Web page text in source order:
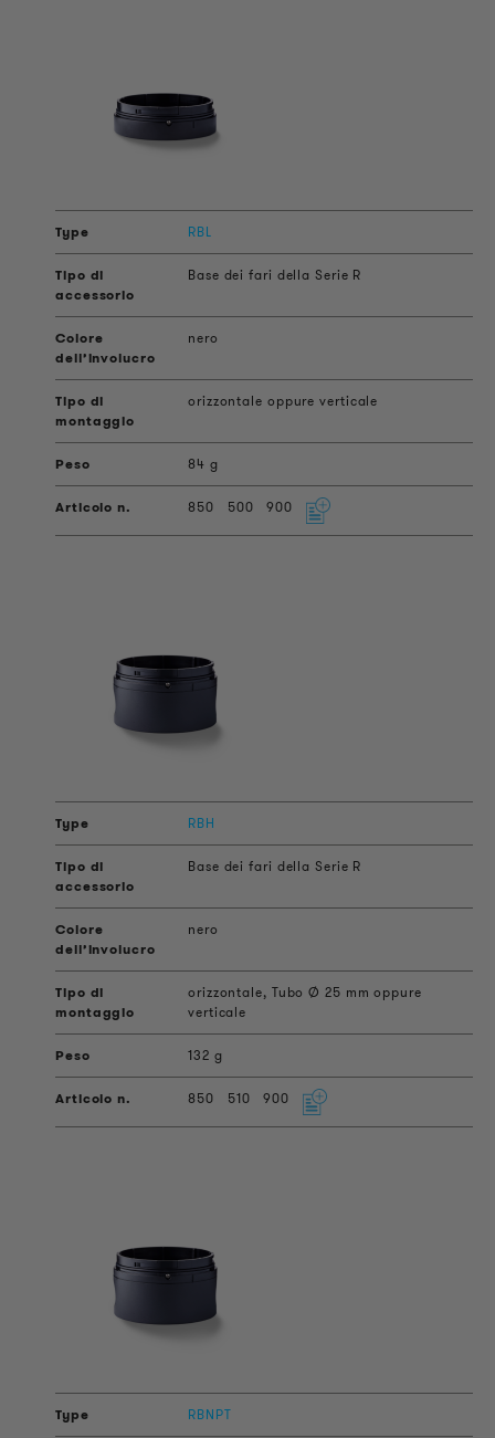
RBL
Base dei fari della Serie R
nero
orizzontale oppure verticale
84 g
850 500 900
RBH
Base dei fari della Serie R
nero
orizzontale, Tubo Ø 25 mm oppure
verticale
132 g
850 510 900
RBNPT